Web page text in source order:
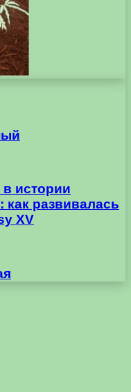
в истории
развивалась
XV